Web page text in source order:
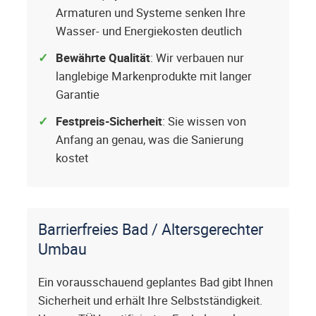
Armaturen und Systeme senken Ihre
Wasser- und Energiekosten deutlich
Bewährte Qualität: Wir verbauen nur
langlebige Markenprodukte mit langer
Garantie
Festpreis-Sicherheit: Sie wissen von
Anfang an genau, was die Sanierung
kostet
Barrierfreies Bad / Altersgerechter
Umbau
Ein vorausschauend geplantes Bad gibt Ihnen
Sicherheit und erhält Ihre Selbstständigkeit.